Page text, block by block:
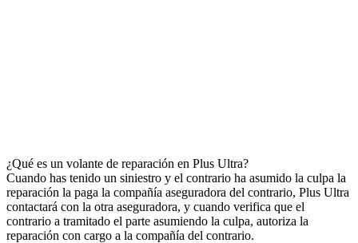
¿Qué es un volante de reparación en Plus Ultra?
Cuando has tenido un siniestro y el contrario ha asumido la culpa la
reparación la paga la compañía aseguradora del contrario, Plus Ultra
contactará con la otra aseguradora, y cuando verifica que el
contrario a tramitado el parte asumiendo la culpa, autoriza la
reparación con cargo a la compañía del contrario.